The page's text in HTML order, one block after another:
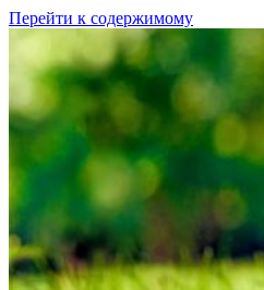
Перейти к содержимому